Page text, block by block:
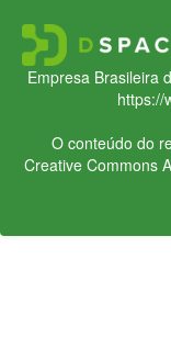
Empresa Brasileira
https://
O conteúdo do
Creative Commons